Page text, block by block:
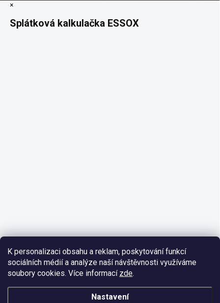
K personalizaci obsahu a reklam, poskytování funkcí
sociálních médií a analýze naší návštěvnosti využíváme
soubory cookies. Více informací zde.
Nastavení
×
Splátková kalkulačka ESSOX